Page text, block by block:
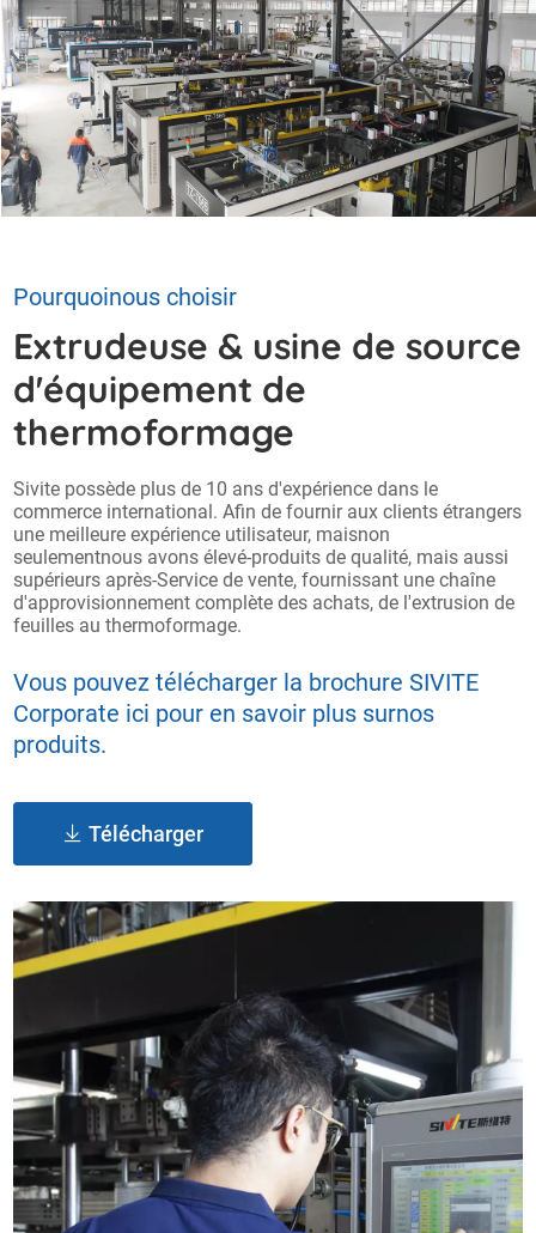
Pourquoinous choisir
Extrudeuse & usine de source
d'équipement de
thermoformage
Sivite possède plus de 10 ans d'expérience dans le
commerce international. Afin de fournir aux clients étrangers
une meilleure expérience utilisateur, maisnon
seulementnous avons élevé-produits de qualité, mais aussi
supérieurs après-Service de vente, fournissant une chaîne
d'approvisionnement complète des achats, de l'extrusion de
feuilles au thermoformage.
Vous pouvez télécharger la brochure SIVITE
Corporate ici pour en savoir plus surnos
produits.
Télécharger